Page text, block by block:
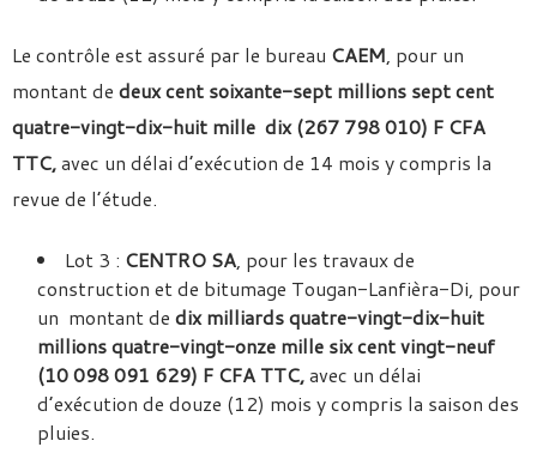
Le contrôle est assuré par le bureau CAEM, pour un
montant de deux cent soixante-sept millions sept cent
quatre-vingt-dix-huit mille dix (267 798 010) F CFA
TTC,avec un délai d’exécution de 14 mois y compris la
revue de l’étude.
Lot 3 : CENTRO SA, pour les travaux de
construction et de bitumage Tougan-Lanfièra-Di, pour
un montant de dix milliards quatre-vingt-dix-huit
millions quatre-vingt-onze mille six cent vingt-neuf
(10 098 091 629) F CFA TTC,avec un délai
d’exécution de douze (12) mois y compris la saison des
pluies.